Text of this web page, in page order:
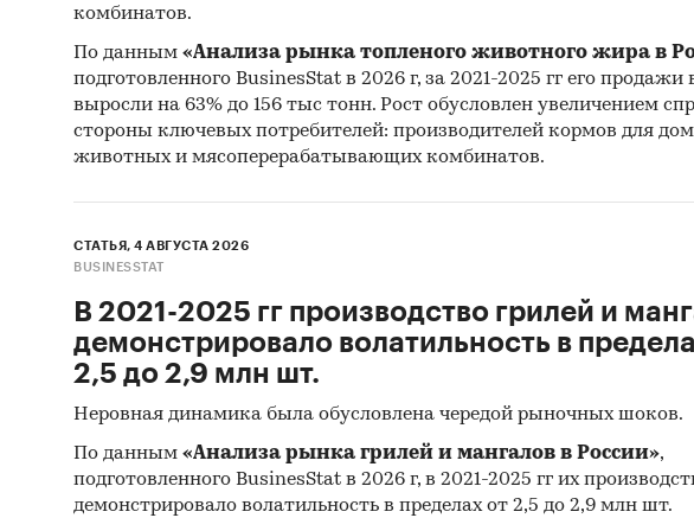
зарубежных
зарубежных
При подготовке
Федеральная
Федеральная
Федеральная
Таможенный союз
Информация,
оценки
комбинатов.
По данным «Анализа рынка топленого животного жира в
подготовленного BusinesStat в 2026 г, за 2021-2025 гг его продажи
выросли на 63% до 156 тыс тонн. Рост обусловлен увеличением
стороны ключевых потребителей: производителей кормов для
животных и мясоперерабатывающих комбинатов.
СТАТЬЯ, 4 АВГУСТА 2026
BUSINESSTAT
В 2021-2025 гг производство грилей и
демонстрировало волатильность в
2,5 до 2,9 млн шт.
Неровная динамика была обусловлена чередой рыночных шоков.
По данным «Анализа рынка грилей и мангалов в России»,
подготовленного BusinesStat в 2026 г, в 2021-2025 гг их
демонстрировало волатильность в пределах от 2,5 до 2,9 млн шт.